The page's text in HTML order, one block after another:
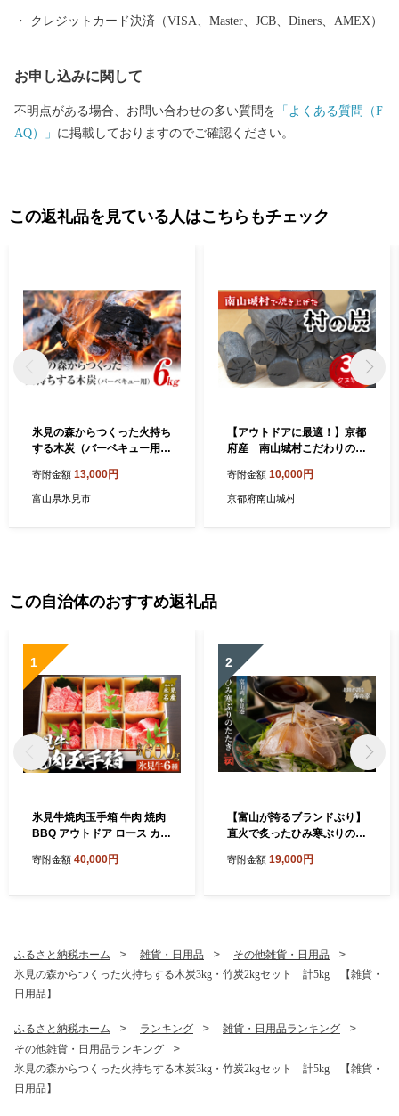
された様子など、観光でいらした方からは美しい農村風景もひそ
この機会に氷見市の特産品や、氷見市で過ごす時間を楽しんでく
ださい。
クレジットカード決済（VISA、Master、JCB、Diners、AMEX）
お申し込みに関して
不明点がある場合、お問い合わせの多い質問を 「よくある質問（F
AQ）」 に掲載しておりますのでご確認ください。
この返礼品を見ている人はこちらもチェック
氷見の森からつくった火持ち
する木炭（バーベキュー用）
寄附金額 13,000円
富山県氷見市
【アウトドアに最適！】京都
府産 南山城村こだわりの炭
日用品 キャンプ 木炭
寄附金額 10,000円
京都府南山城村
この自治体のおすすめ返礼品
1
氷見牛焼肉玉手箱 牛肉 焼肉
BBQ アウトドア ロース カル
寄附金額 40,000円
2
【富山が誇るブランドぶり】
直火で炙ったひみ寒ぶりのた
寄附金額 19,000円
ふるさと納税ホーム 雑貨・日用品
その他雑貨・日用品
氷見の森からつくった火持ちする木炭3kg・竹炭2kgセット 計5kg 【雑貨・
日用品】
ふるさと納税ホーム ランキング
雑貨・日用品ランキング
その他雑貨・日用品ランキング
氷見の森からつくった火持ちする木炭3kg・竹炭2kgセット 計5kg 【雑貨・
日用品】